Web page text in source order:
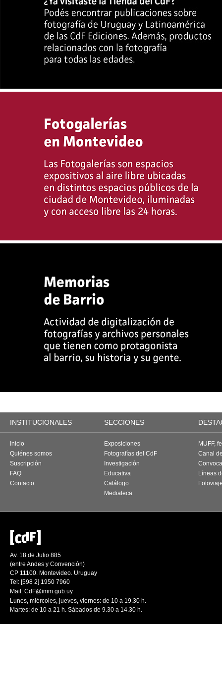
INSTITUCIONALES SECCIONES
Inicio
Quiénes somos
Suscripción
FAQ
Contacto
Exposiciones
Fotografías del CdF
Investigación
Educativa
Catálogo
Mediateca
MUFF,
Canal
Líneas
Av. 18 de Julio 885
(entre Andes y Convención)
CP 11100. Montevideo. Uruguay
Tel: [598 2] 1950 7960
Mail: CdF@imm.gub.uy
Lunes, miércoles, jueves, viernes: de 10 a 19.30 h.
Martes: de 10 a 21 h. Sábados de 9.30 a 14.30 h.